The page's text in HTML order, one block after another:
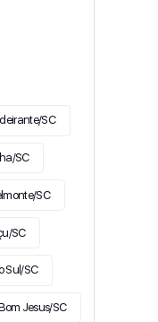
SC
SC
SC
SC
Sul/SC
Jesus/SC